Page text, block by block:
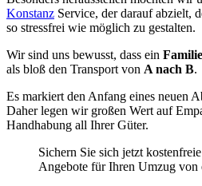
Konstanz Service, der darauf abzielt,
so stressfrei wie möglich zu gestalten.
Wir sind uns bewusst, dass ein
als bloß den Transport von A nach B.
Es markiert den Anfang eines neuen
Daher legen wir großen Wert auf
Handhabung all Ihrer Güter.
Sichern Sie sich jetzt
Angebote für Ihren Umzug von